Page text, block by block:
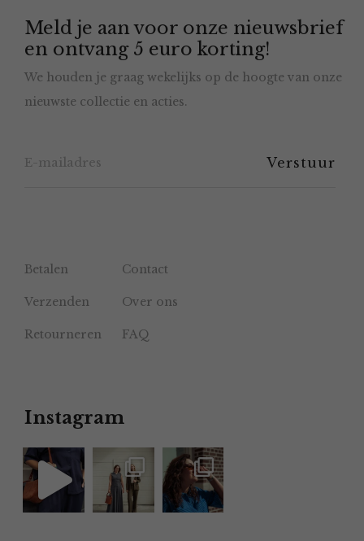
Meld je aan voor onze nieuwsbrief
en ontvang 5 euro korting!
We houden je graag wekelijks op de hoogte van onze
nieuwste collectie en acties.
Betalen Contact
Verzenden Over ons
Retourneren FAQ
Instagram